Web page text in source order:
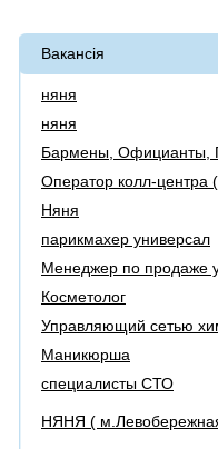
Вакансія
няня
няня
Бармены, Официанты,
Оператор колл-центра
Няня
парикмахер универсал
Менеджер по продажe
Косметолог
Управляющий сетью
Маникюрша
специалисты СТО
НЯНЯ (